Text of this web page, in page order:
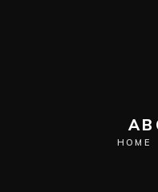
HOME